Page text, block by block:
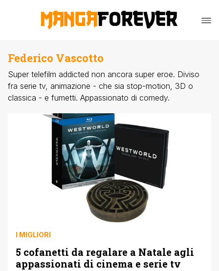
Federico Vascotto
Super telefilm addicted non ancora super eroe. Diviso
fra serie tv, animazione - che sia stop-motion, 3D o
classica - e fumetti. Appassionato di comedy.
I MIGLIORI
5 cofanetti da regalare a Natale agli
appassionati di cinema e serie tv